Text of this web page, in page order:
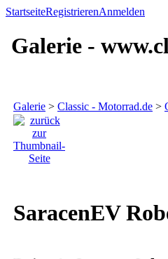
StartseiteRegistrierenAnmelden
Galerie -
Galerie > Classic - Motorrad.de >
SaracenEV